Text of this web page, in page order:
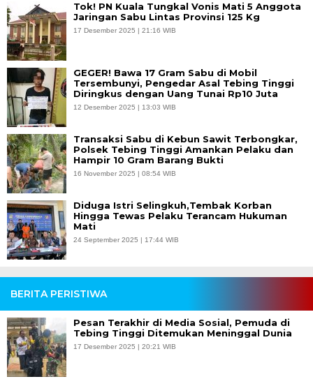
Tok! PN Kuala Tungkal Vonis Mati 5 Anggota
Jaringan Sabu Lintas Provinsi 125 Kg
17 Desember 2025 | 21:16 WIB
GEGER! Bawa 17 Gram Sabu di Mobil
Tersembunyi, Pengedar Asal Tebing Tinggi
Diringkus dengan Uang Tunai Rp10 Juta
12 Desember 2025 | 13:03 WIB
Transaksi Sabu di Kebun Sawit Terbongkar,
Polsek Tebing Tinggi Amankan Pelaku dan
Hampir 10 Gram Barang Bukti
16 November 2025 | 08:54 WIB
Diduga Istri Selingkuh,Tembak Korban
Hingga Tewas Pelaku Terancam Hukuman
Mati
24 September 2025 | 17:44 WIB
BERITA PERISTIWA
Pesan Terakhir di Media Sosial, Pemuda di
Tebing Tinggi Ditemukan Meninggal Dunia
17 Desember 2025 | 20:21 WIB